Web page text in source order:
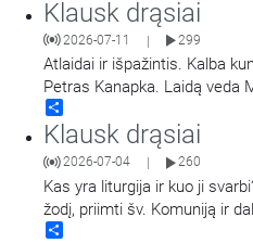
Klausk drąsiai
2026-07-11 | 299
Atlaidai ir išpažintis. Kalba
Petras Kanapka. Laidą veda
Klausk drąsiai
2026-07-04 260
Kas yra liturgija ir kuo ji
žodį, priimti šv. Komuniją ir
į klausytojų klausimus